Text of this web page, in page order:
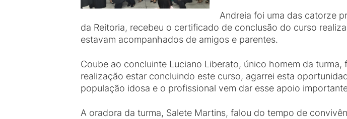
Andreia foi uma das catorze
da Reitoria, recebeu o certificado de conclusão do curso
estavam acompanhados de amigos e parentes.
Coube ao concluinte Luciano Liberato, único homem da turma,
realização estar concluindo este curso, agarrei esta
população idosa e o profissional vem dar esse apoio
A oradora da turma, Salete Martins, falou do tempo de